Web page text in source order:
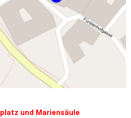
und Mariensäule